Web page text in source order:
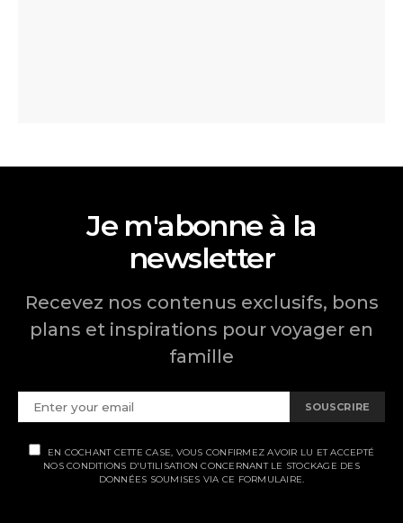
Je m'abonne à la
newsletter
Recevez nos contenus exclusifs, bons
plans et inspirations pour voyager en
famille
SOUSCRIRE
EN COCHANT CETTE CASE, VOUS CONFIRMEZ AVOIR LU ET ACCEPTÉ
NOS CONDITIONS D'UTILISATION CONCERNANT LE STOCKAGE DES
DONNÉES SOUMISES VIA CE FORMULAIRE.